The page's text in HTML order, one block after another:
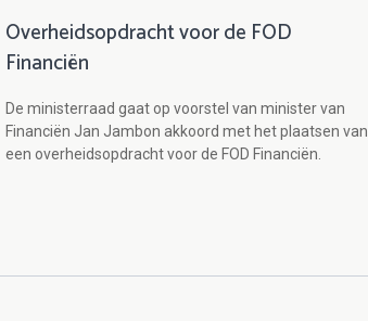
Overheidsopdracht voor de FOD
Financiën
De ministerraad gaat op voorstel van minister van
Financiën Jan Jambon akkoord met het plaatsen van
een overheidsopdracht voor de FOD Financiën.